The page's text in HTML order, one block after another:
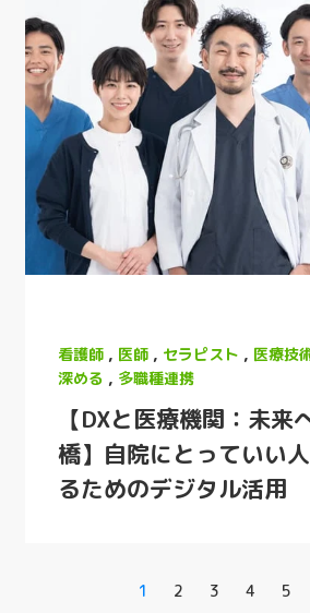
看護師 , 医師 , セラピスト , 医療技
深める , 多職種連携
【DXと医療機関：未来
橋】自院にとっていい
るためのデジタル活用
1 2 3 4 5